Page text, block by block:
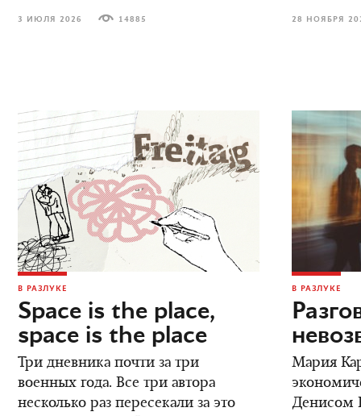
3 ИЮЛЯ 2026 14885 28 НОЯБРЯ
В РАЗЛУКЕ
Space is the place,
space is the place
Три дневника почти за три
военных года. Все три автора
несколько раз пересекали за это
В РАЗЛУКЕ
Мария
Денисом